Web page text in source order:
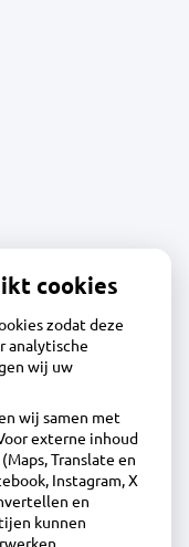
Scharwoude
cookies
zodat deze
analytische
wij uw
wij samen met
externe inhoud
Translate en
Instagram, X
en
kunnen